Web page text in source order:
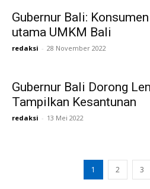
Gubernur Bali:
utama UMKM Bali
redaksi - 28 November 2022
Gubernur Bali Dorong
Tampilkan Kesantunan
redaksi - 13 Mei 2022
1 2 3